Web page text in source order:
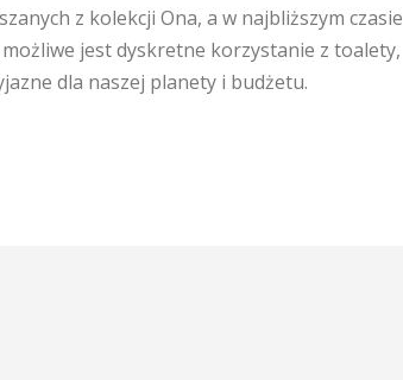
z kolekcji Ona, a w najbliższym czasie
jest dyskretne korzystanie z toalety,
dla naszej planety i budżetu.